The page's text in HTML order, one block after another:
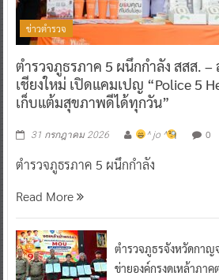
ข่าวตำรวจ
ตำรวจภูธรภาค 5 ผนึกกำลัง สสส. –
เชียงใหม่ เปิดแคมเปญ “Police 5
เก็บแต้มสุขภาพดีได้ทุกวัน”
31 กรกฎาคม 2026 ^ jo ^ 0
ตำรวจภูธรภาค 5 ผนึกกำลัง
Read More
ตำรวจภูธรจังหวัดกาญ
ข่ายองค์กรงดเหล้าภา